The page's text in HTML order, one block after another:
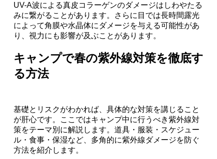
UV-A波による真皮コラーゲンのダメージはしわやたる
みに繋がることがあります。さらに目では長時間露光
によって角膜や水晶体にダメージを与える可能性があ
り、視力にも影響が及ぶことがあります。
キャンプで春の紫外線対策を徹底す
る方法
基礎とリスクがわかれば、具体的な対策を講じること
が肝心です。ここではキャンプ中に行うべき紫外線対
策をテーマ別に解説します。道具・服装・スケジュー
ル・食事・保湿など、多角的に紫外線ダメージを防ぐ
方法を紹介します。